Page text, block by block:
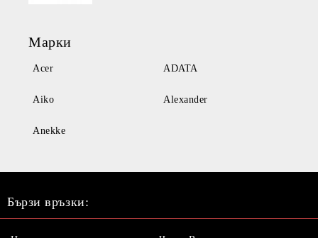
Марки
Acer ADATA
Aiko Alexander
Anekke
Бързи връзки: